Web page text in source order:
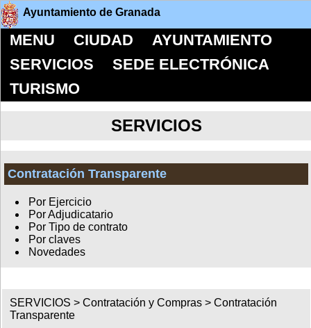
Ayuntamiento de Granada
MENU CIUDAD
AYUNTAMIENTO
SERVICIOS
SEDE ELECTRÓNICA
TURISMO
SERVICIOS
Contratación Transparente
Por Ejercicio
Por Adjudicatario
Por Tipo de contrato
Por claves
Novedades
SERVICIOS >Contratación y Compras >Contratación
Transparente